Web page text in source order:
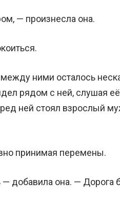
— произнесла она.
ними осталось
рядом с ней, слушая её
ней стоял взрослый
принимая перемены.
добавила она. — Дорога